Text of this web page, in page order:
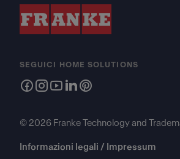
SEGUICI HOME SOLUTIONS
© 2026 Franke Technology and
Informazioni legali / Impressum